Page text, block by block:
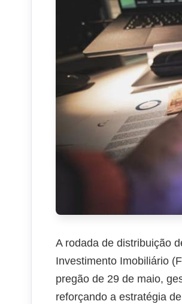
A rodada de distribuição
Investimento Imobiliário
pregão de 29 de maio,
reforçando a estratégia